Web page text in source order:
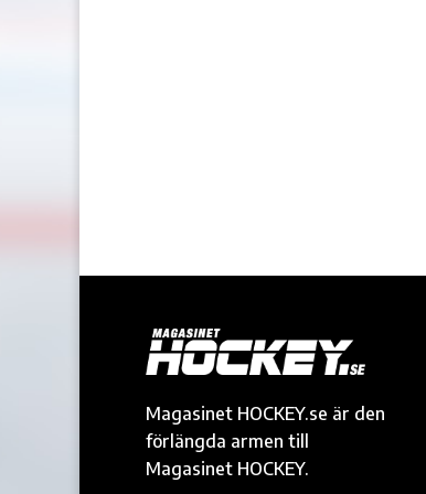
Magasinet HOCKEY.se är den
förlängda armen till
Magasinet HOCKEY.